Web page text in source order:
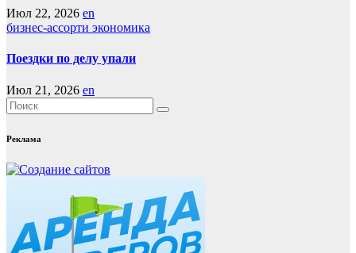
Июл 22, 2026 en
бизнес-ассорти экономика
Поездки по делу упали
Июл 21, 2026 en
Реклама